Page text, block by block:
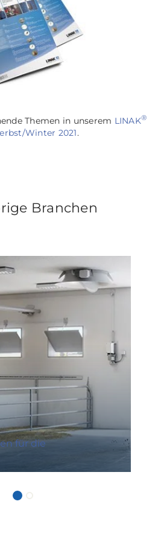
Themen in unserem LINAK®
Winter 2021.
Branchen
für die